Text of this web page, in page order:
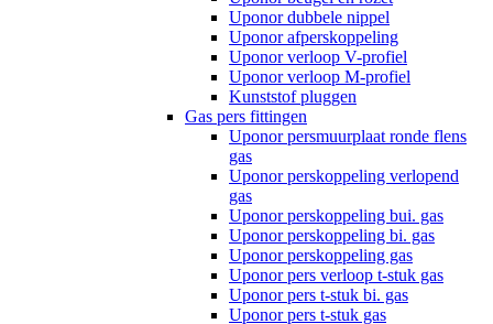
Uponor dubbele nippel
Uponor afperskoppeling
Uponor verloop V-profiel
Uponor verloop M-profiel
Kunststof pluggen
Gas pers fittingen
Uponor persmuurplaat ronde flens
gas
Uponor perskoppeling verlopend
gas
Uponor perskoppeling bui. gas
Uponor perskoppeling bi. gas
Uponor perskoppeling gas
Uponor pers verloop t-stuk gas
Uponor pers t-stuk bi. gas
Uponor pers t-stuk gas